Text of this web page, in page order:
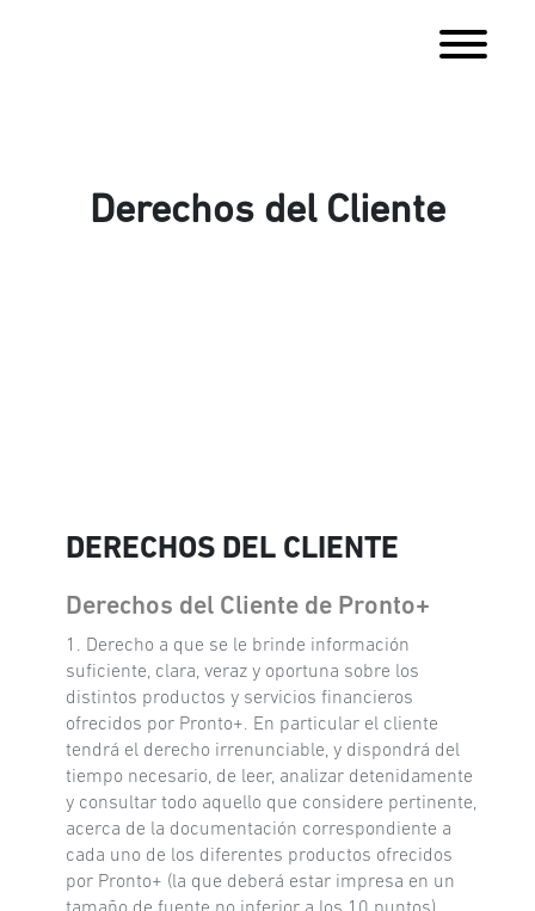
Derechos del Cliente
DERECHOS DEL CLIENTE
Derechos del Cliente de Pronto+
1. Derecho a que se le brinde información
suficiente, clara, veraz y oportuna sobre los
distintos productos y servicios financieros
ofrecidos por Pronto+. En particular el cliente
tendrá el derecho irrenunciable, y dispondrá del
tiempo necesario, de leer, analizar detenidamente
y consultar todo aquello que considere pertinente,
acerca de la documentación correspondiente a
cada uno de los diferentes productos ofrecidos
por Pronto+ (la que deberá estar impresa en un